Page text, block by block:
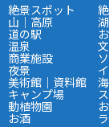
絶景スポット
山｜高原
道の駅
温泉
商業施設
夜景
美術館｜資料館
キャンプ場
動植物園
お酒